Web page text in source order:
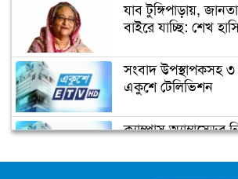
যাব টুঙ্গিপাড়ায়,
বাইরে যাচ্ছি: শেখ
সংবাদ উপস্থাপকসহ
একুশে টেলিভিশন
ক্যাম্পাস